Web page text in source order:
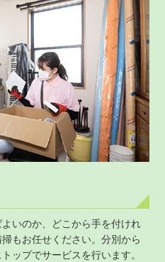
いのか、どこから手を付けれ
もお任せください。分別から
ップでサービスを行います。